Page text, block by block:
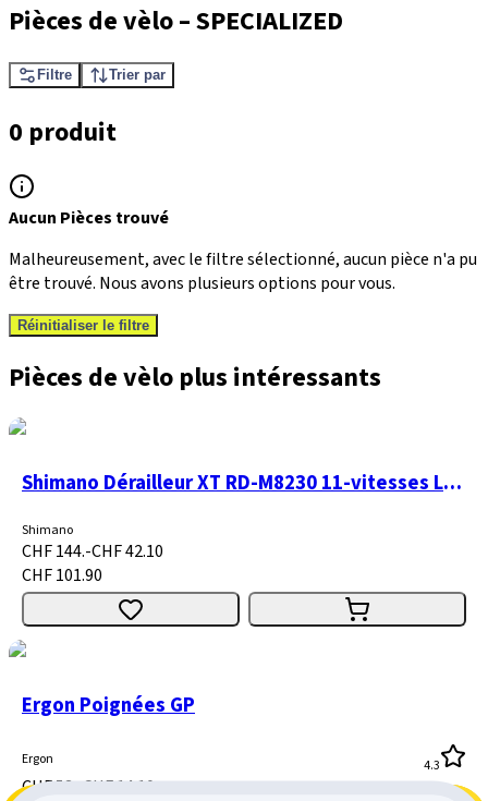
Pièces de vèlo–SPECIALIZED
Filtre Trier par
0 produit
Aucun Pièces trouvé
Malheureusement, avec le filtre sélectionné, aucun pièce n'a pu
être trouvé. Nous avons plusieurs options pour vous.
Réinitialiser le filtre
Pièces de vèlo plus intéressants
Shimano Dérailleur XT RD-M8230 11-vitesses Linkglide SGS
Shimano
CHF 144.-CHF 42.10
CHF 101.90
Ergon Poignées GP
Ergon 4.3
CHF 53.-CHF 14.10